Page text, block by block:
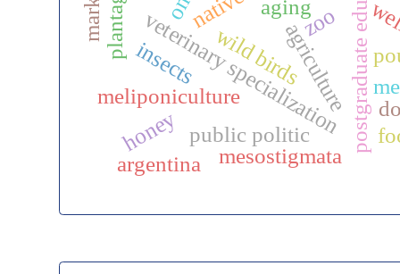
veterinary specializationpostgraduate education
agriculture
public politic
meliponiculture
wild birds
mesostigmata
zoo
honey
insects
argentina
aging